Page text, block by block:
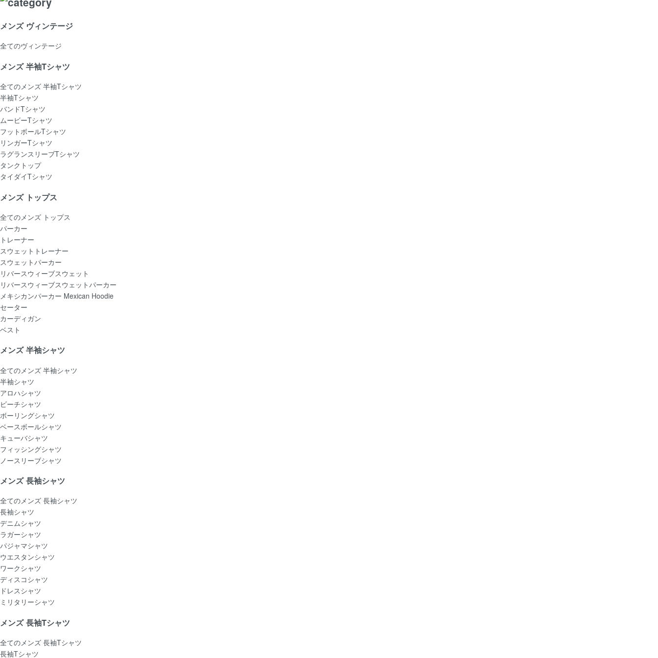
メンズ ヴィンテージ
全てのヴィンテージ
メンズ 半袖Tシャツ
全てのメンズ 半袖Tシャツ
半袖Tシャツ
バンドTシャツ
ムービーTシャツ
フットボールTシャツ
リンガーTシャツ
ラグランスリーブTシャツ
タンクトップ
タイダイTシャツ
メンズ トップス
全てのメンズ トップス
パーカー
トレーナー
スウェットトレーナー
スウェットパーカー
リバースウィーブスウェット
リバースウィーブスウェットパーカー
メキシカンパーカー Mexican Hoodie
セーター
カーディガン
ベスト
メンズ 半袖シャツ
全てのメンズ 半袖シャツ
半袖シャツ
アロハシャツ
ビーチシャツ
ボーリングシャツ
ベースボールシャツ
キューバシャツ
フィッシングシャツ
ノースリーブシャツ
メンズ 長袖シャツ
全てのメンズ 長袖シャツ
長袖シャツ
デニムシャツ
ラガーシャツ
パジャマシャツ
ウエスタンシャツ
ワークシャツ
ディスコシャツ
ドレスシャツ
ミリタリーシャツ
メンズ 長袖Tシャツ
全てのメンズ 長袖Tシャツ
長袖Tシャツ